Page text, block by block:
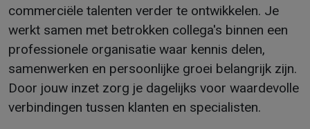
commerciële talenten verder te ontwikkelen. Je
werkt samen met betrokken collega's binnen een
professionele organisatie waar kennis delen,
samenwerken en persoonlijke groei belangrijk zijn.
Door jouw inzet zorg je dagelijks voor waardevolle
verbindingen tussen klanten en specialisten.